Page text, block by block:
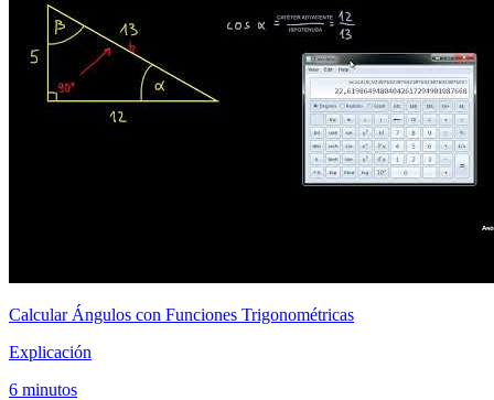
Calcular Ángulos con Funciones Trigonométricas
Explicación
6 minutos